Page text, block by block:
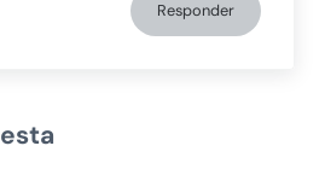
Responder